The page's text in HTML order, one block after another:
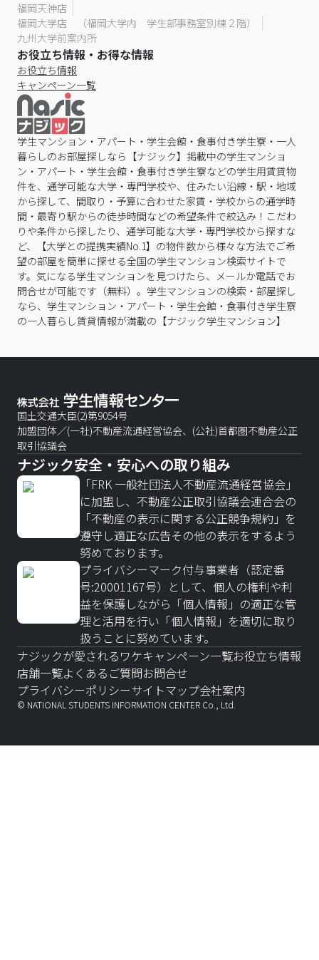
福岡天神店
福岡大学店 （福岡大学内 学生部事務室別棟２階）
九州大学前案内所
お役立ち情報・お得な情報
お役立ち情報
キャンペーン一覧
学生マンション・アパート・学生会館・食事付き学生寮・一人
暮らしのお部屋探しなら【ナジック】掲載中の学生マンショ
ン・アパート・学生会館・食事付き学生寮などの学生用賃貸物
件を、通学可能な大学・専門学校や、住みたい沿線・駅・地域
から探して、間取り・予算に合わせた家賃・学校からの通学時
間・最寄り駅からの徒歩時間などの希望条件で絞込み！こだわ
りや条件から探したり、通学可能な大学・専門学校から探すな
ど、【大学との提携実績No.1】の物件数から様々な方法でご希
望の部屋を簡単に探せる全国の学生マンション検索サイトで
す。気になる学生マンションを見つけたら、メールか電話でお
問合せが可能です（無料）。学生マンションの検索・部屋探し
なら、学生マンション・アパート・学生会館・食事付き学生寮
の一人暮らし賃貸情報が満載の【ナジック学生マンション】
国土交通大臣(2)第9054号
加盟団体／(一社)不動産流通経営協会、(公社)首都圏不動産公正
取引協議会
ナジック安全・安心への取り組み
「FRK 一般社団法人不動産流通経営協会」
に加盟し、不動産公正取引協議会連合会の
「不動産の表示に関する公正競争規約」を
遵守し適正な広告その他の表示をするよう
努めております。
プライバシーマーク付与事業者（認定番
号:20001167号）として、個人の権利や利
益を保護しながら「個人情報」の適正な管
理と活用を行い「個人情報」を適切に取り
扱うことに努めています。
ナジックが愛されるワケキャンペーン一覧お役立ち情報
店舗一覧よくあるご質問お問合せ
プライバシーポリシーサイトマップ会社案内
© NATIONAL STUDENTS INFORMATION CENTER Co., Ltd.